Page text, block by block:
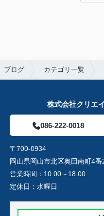
ブログ カテゴリ一覧
株式会社クリエ
086-222-0018
〒700-0934
岡山県岡山市北区奥田南町4番
営業時間： 10:00～18:00
定休日： 水曜日